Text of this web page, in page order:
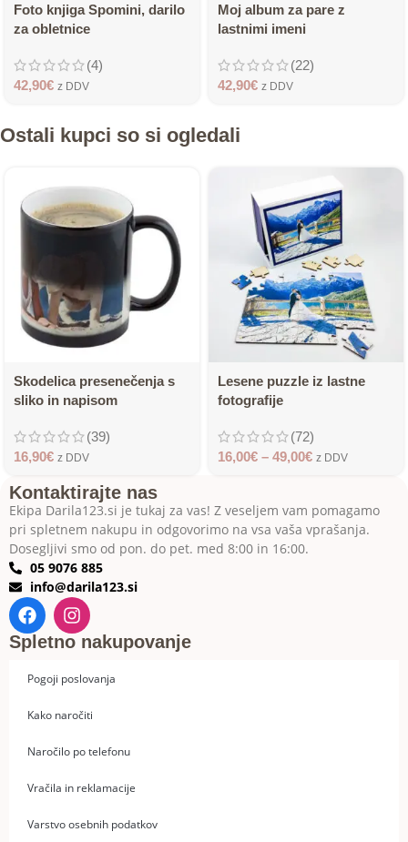
Foto knjiga Spomini, darilo
za obletnice
(4)
42,90€ z DDV
Moj album za pare z
lastnimi imeni
(22)
42,90€ z DDV
Ostali kupci so si ogledali
Skodelica presenečenja s
sliko in napisom
(39)
16,90€ z DDV
Lesene puzzle iz lastne
fotografije
(72)
16,00€ – 49,00€ z DDV
Kontaktirajte nas
Ekipa Darila123.si je tukaj za vas! Z veseljem vam pomagamo
pri spletnem nakupu in odgovorimo na vsa vaša vprašanja.
Dosegljivi smo od pon. do pet. med 8:00 in 16:00.
05 9076 885
info@darila123.si
Spletno nakupovanje
Pogoji poslovanja
Kako naročiti
Naročilo po telefonu
Vračila in reklamacije
Varstvo osebnih podatkov